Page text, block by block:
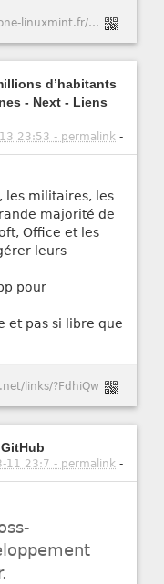
https://forum-francophone-linuxmint.fr/viewtopic.php?t=21751
d’habitants
- Next - Liens
23:53 - permalink -
les militaires, les
majorité de
Office et les
leurs
pour
et pas si libre que
links/?FdhiQw
11 23:7 - permalink -